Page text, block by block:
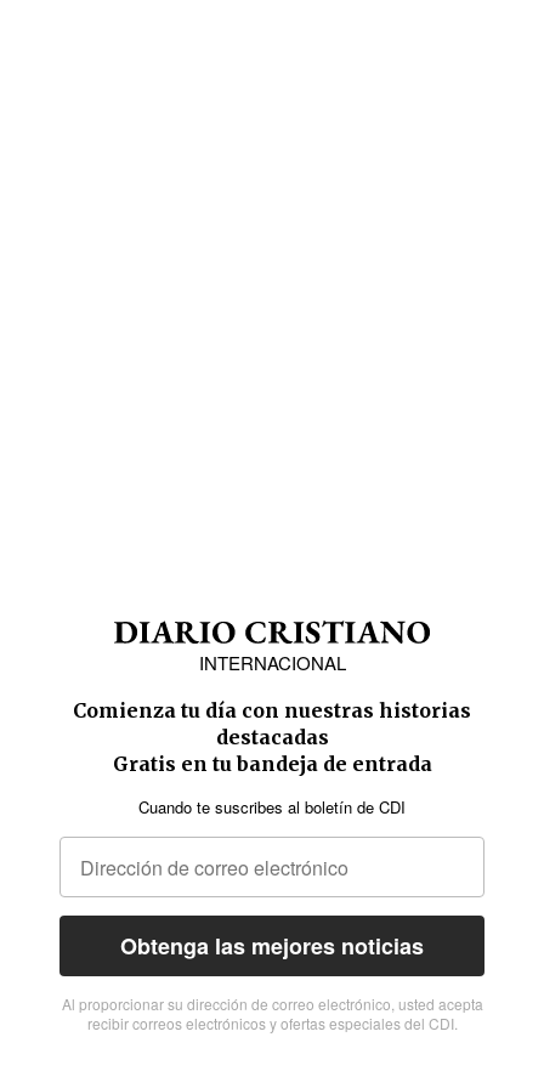
INTERNACIONAL
Comienza tu día con nuestras historias
destacadas
Gratis en tu bandeja de entrada
Cuando te suscribes al boletín de CDI
Obtenga las mejores noticias
Al proporcionar su dirección de correo electrónico, usted acepta
recibir correos electrónicos y ofertas especiales del CDI.